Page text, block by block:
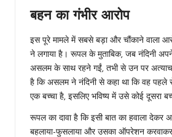
बहन का गंभीर आरोप
इस पूरे मामले में सबसे बड़ा और चौंकाने वाला
ने लगाया है। रूपल के मुताबिक, जब नंदिनी
असलम के साथ रहने गईं, तभी से उन पर
है कि असलम ने नंदिनी से कहा था कि वह पहले
एक बच्चा है, इसलिए भविष्य में उसे कोई दूसरा
रूपल का दावा है कि इसी बात का हवाला देकर
बहलाया-फुसलाया और उसका ऑपरेशन करवाकर